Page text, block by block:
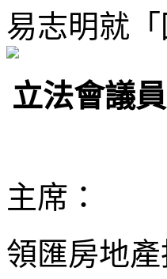
易志明就
立法會議
主席：
領匯房地